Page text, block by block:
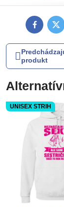
produkt
UNISEX STRIH